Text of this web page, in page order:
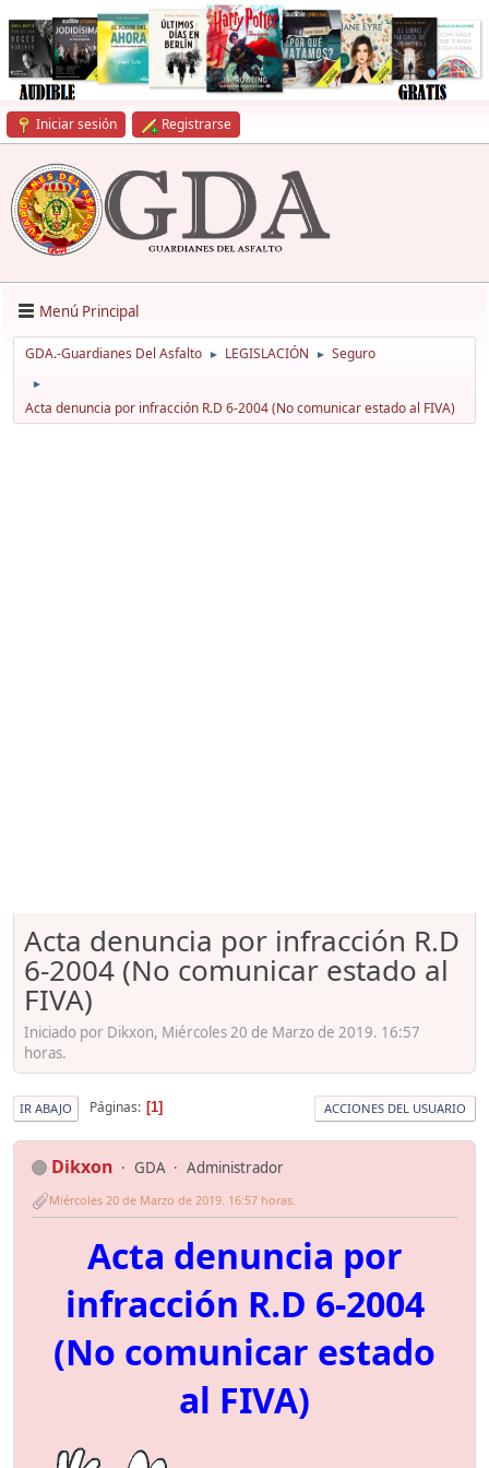
Iniciar sesión Registrarse
Menú Principal
GDA.-Guardianes Del Asfalto ► LEGISLACIÓN ► Seguro
►
Acta denuncia por infracción R.D 6-2004 (No comunicar estado al FIVA)
Acta denuncia por infracción R.D
6-2004 (No comunicar estado al
FIVA)
Iniciado por Dikxon, Miércoles 20 de Marzo de 2019. 16:57
horas.
IR ABAJO Páginas 1 ACCIONES DEL USUARIO
Dikxon GDA Administrador
Miércoles 20 de Marzo de 2019. 16:57 horas.
Acta denuncia por
infracción R.D 6-2004
(No comunicar estado
al FIVA)